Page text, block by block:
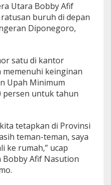
Utara Bobby Afif
buruh di depan
Diponegoro,
satu di kantor
keinginan
Upah Minimum
persen untuk tahun
tetapkan di Provinsi
teman-teman, saya
ke rumah,” ucap
Afif Nasution